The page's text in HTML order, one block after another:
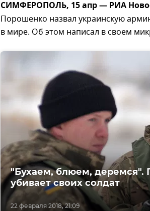
СИМФЕРОПОЛЬ, 15 апр — РИА
Порошенко назвал украинскую
в мире. Об этом написал в своем
22 февраля 2018, 21:09
"Бухаем, блюем, деремся".
убивает своих солдат